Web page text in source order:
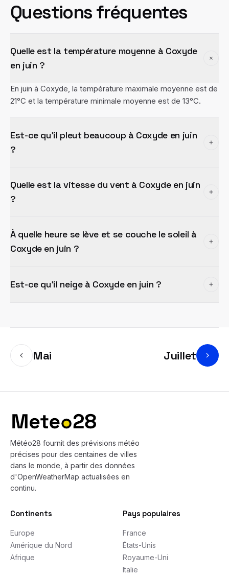
Questions fréquentes
Quelle est la température moyenne à Coxyde
en juin ?
En juin à Coxyde, la température maximale moyenne est de
21°C et la température minimale moyenne est de 13°C.
Est-ce qu'il pleut beaucoup à Coxyde en juin
?
Quelle est la vitesse du vent à Coxyde en juin
?
À quelle heure se lève et se couche le soleil à
Coxyde en juin ?
Est-ce qu'il neige à Coxyde en juin ?
Mai Juillet
Météo28 fournit des prévisions météo
précises pour des centaines de villes
dans le monde, à partir des données
d'OpenWeatherMap actualisées en
continu.
Continents
Europe
Amérique du Nord
Afrique
Pays populaires
France
États-Unis
Royaume-Uni
Italie